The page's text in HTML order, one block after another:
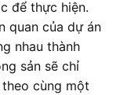
để thực hiện.
quan của dự án
nhau thành
sản sẽ chỉ
cùng một